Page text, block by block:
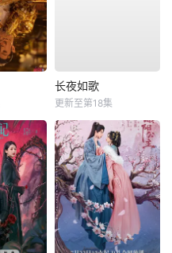
长夜如歌
更新至第18集